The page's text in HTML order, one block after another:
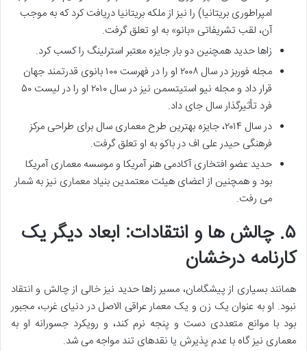
امپراطوری بریتانیا) را نیز از ملکه بریتانیا دریافت کرد که به موجب
آن، لقب تشریفاتی «بانو» به او تعلق گرفت.
زاها حدید همچنین دو بار جایزه معتبر استرلینگ را کسب کرد.
مجله فوربز در سال ۲۰۰۸ او را در فهرست ۱۰۰ بانوی قدرتمند جهان
قرار داد و مجله نیو استیتسمن نیز در سال ۲۰۱۰ او را در لیست ۵۰
فرد تأثیرگذار سال جای داد.
در سال ۲۰۱۴، جایزه بهترین طرح معماری سال برای طراحی مرکز
فرهنگی حیدر علی اف در باکو به او تعلق گرفت.
حدید عضو افتخاری آکادمی هنر آمریکا و موسسه معماری آمریکا
بود و همچنین از اعضای هیئت معتمدین بنیاد معماری نیز به شمار
می رفت.
۵. چالش ها و انتقادات: ابعاد دیگر یک
کارنامه درخشان
همانند بسیاری از پیشگامان، مسیر زاها حدید نیز خالی از چالش و انتقاد
نبود. او به عنوان یک زن و یک معمار عراقی الاصل در دنیای غرب، مجبور
بود با موانع متعددی دست و پنجه نرم کند، و رویکرد جسورانه او به
معماری نیز گاه با عدم پذیرش یا نقدهای تند مواجه می شد.